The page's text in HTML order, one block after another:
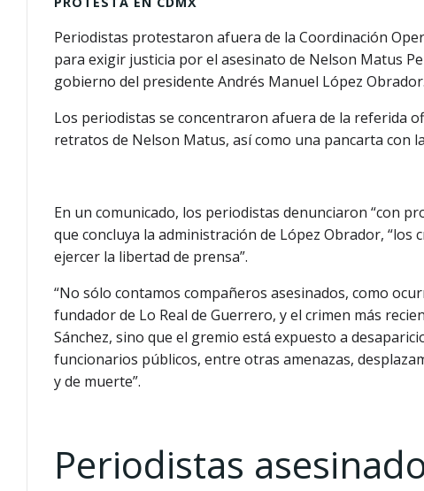
Periodistas protestaron afuera de la Coordinación
para exigir justicia por el asesinato de Nelson Matus
gobierno del presidente Andrés Manuel López Obrador.
Los periodistas se concentraron afuera de la referida
retratos de Nelson Matus, así como una pancarta con
En un comunicado, los periodistas denunciaron “con
que concluya la administración de López Obrador,
ejercer la libertad de prensa”.
“No sólo contamos compañeros asesinados, como
fundador de Lo Real de Guerrero, y el crimen más
Sánchez, sino que el gremio está expuesto a
funcionarios públicos, entre otras amenazas,
y de muerte”.
Periodistas